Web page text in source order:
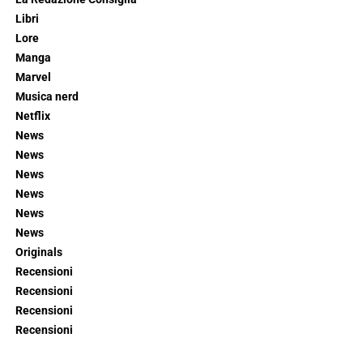
Libri
Lore
Manga
Marvel
Musica nerd
Netflix
News
News
News
News
News
News
Originals
Recensioni
Recensioni
Recensioni
Recensioni